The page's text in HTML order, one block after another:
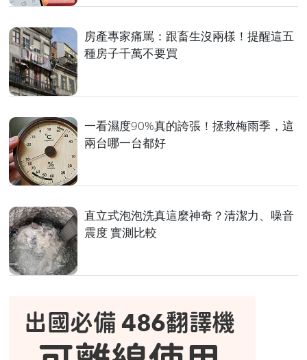
房產專家痛罵：跟畜生沒兩樣！提醒這五
種房子千萬不要買
一看濕度90%真的誇張！拯救梅雨季，這
兩台哪一台都好
直立式泡泡洗真這麼神奇？清潔力、噪音
震度 實測比較